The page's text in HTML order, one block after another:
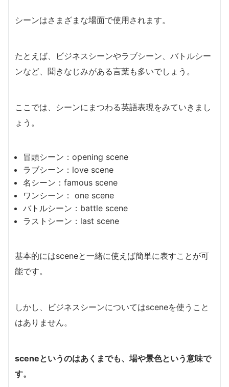
シーンはさまざまな場面で使用されます。
たとえば、ビジネスシーンやラブシーン、バトルシー
ンなど、聞きなじみがある言葉も多いでしょう。
ここでは、シーンにまつわる英語表現をみていきまし
ょう。
冒頭シーン：opening scene
ラブシーン：love scene
名シーン：famous scene
ワンシーン： one scene
バトルシーン：battle scene
ラストシーン：last scene
基本的にはsceneと一緒に使えば簡単に表すことが可
能です。
しかし、ビジネスシーンについてはsceneを使うこと
はありません。
sceneというのはあくまでも、場や景色という意味で
す。